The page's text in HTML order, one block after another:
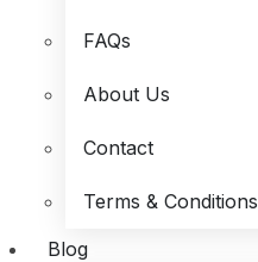
FAQs
About Us
Contact
Terms & Conditions
Blog